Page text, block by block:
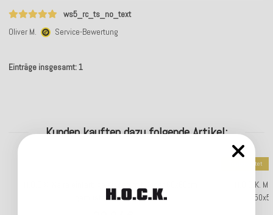
ws5_rc_ts_no_text
Oliver M.
Service-Bewertung
Einträge insgesamt: 1
Kunden kauften dazu folgende Artikel:
gemustert col. 5 gelb
Top bewertet
H.O.C.K.